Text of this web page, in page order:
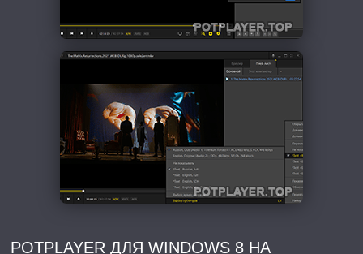
POTPLAYER ДЛЯ WINDOWS 8 НА